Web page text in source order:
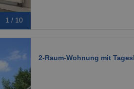
1 / 10
2-Raum-Wohnung mit